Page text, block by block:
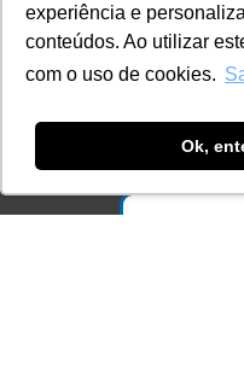
experiência e
conteúdos. Ao utilizar
com o uso de cookies.
Ok,
contato@lec.com.br
Consulte aqui o